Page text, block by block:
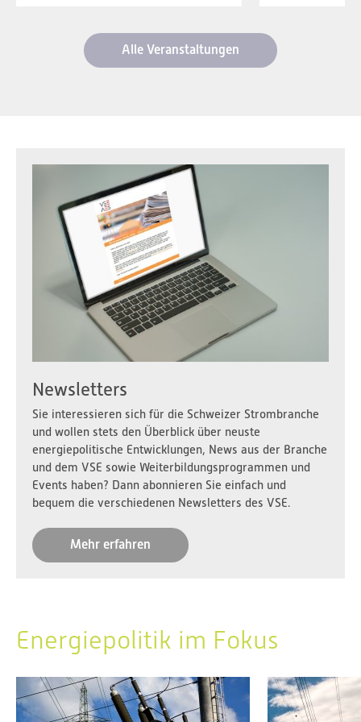
Alle Veranstaltungen
Newsletters
Sie interessieren sich für die Schweizer Strombranche
und wollen stets den Überblick über neuste
energiepolitische Entwicklungen, News aus der Branche
und dem VSE sowie Weiterbildungsprogrammen und
Events haben? Dann abonnieren Sie einfach und
bequem die verschiedenen Newsletters des VSE.
Mehr erfahren
Energiepolitik im Fokus